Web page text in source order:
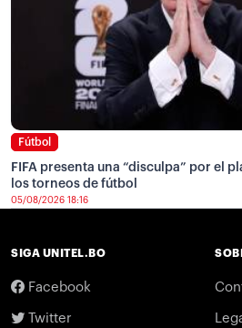
Fútbol
FIFA presenta una “disculpa” por el
los torneos de fútbol
05/08/2026 18:16
SIGA UNITEL.BO
Facebook
Twitter